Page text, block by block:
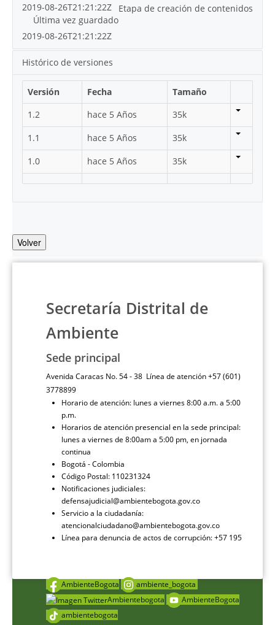
Etapa de creación de contenidos
2019-08-26T21:21:22Z
Última vez guardado
2019-08-26T21:21:22Z
Histórico de versiones
Versión Fecha
Tamaño
1.2
hace 5 Años
35k
1.1
hace 5 Años
35k
1.0
hace 5 Años 35k
Volver
Secretaría Distrital de
Ambiente
Sede principal
Avenida Caracas No. 54 - 38 Línea de atención +57 (601)
3778899
Horario de atención: lunes a viernes 8:00 a.m. a 5:00
p.m.
Horarios de atención presencial en la sede principal:
lunes a viernes de 8:00am a 5:00 pm, en jornada
continua
Bogotá - Colombia
Código Postal: 110231324
Notificaciones judiciales:
defensajudicial@ambientebogota.gov.co
Servicio a la ciudadanía:
atencionalciudadano@ambientebogota.gov.co
Línea para denuncia de actos de corrupción: +57 195
AmbienteBogota
ambiente_bogota
Ambientebogota
AmbienteBogota
ambientebogota